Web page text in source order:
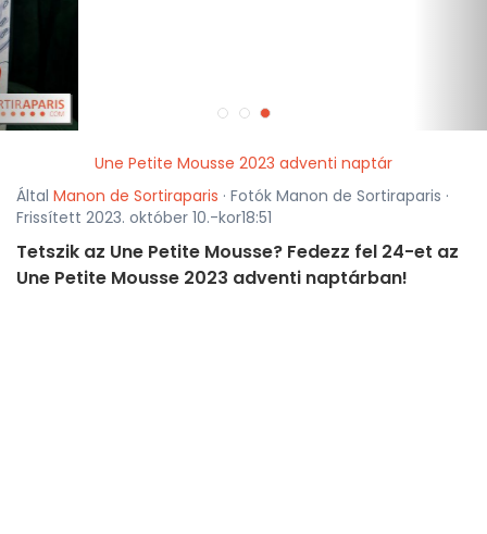
Une Petite Mousse 2023 adventi naptár
Által Manon de Sortiraparis · Fotók Manon de Sortiraparis ·
Frissített 2023. október 10.-kor18:51
Tetszik az Une Petite Mousse? Fedezz fel 24-et az
Une Petite Mousse 2023 adventi naptárban!